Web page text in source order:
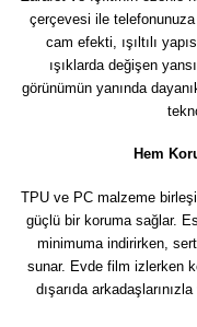
çerçevesi ile telefonunuza
cam efekti, ışıltılı
ışıklarda değişen
görünümün yanında
Hem
TPU ve PC malzeme
güçlü bir koruma sağlar.
minimuma indirirken,
sunar. Evde film izlerken
dışarıda